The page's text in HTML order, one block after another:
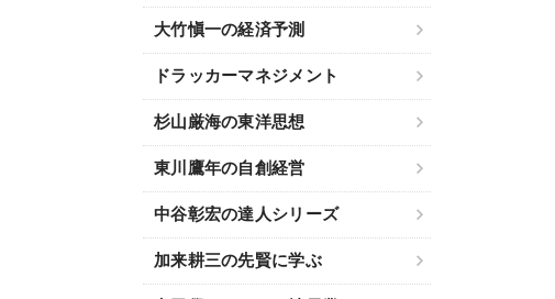
大竹愼一の経済予測
ドラッカーマネジメント
杉山厳海の東洋思想
東川鷹年の自創経営
中谷彰宏の達人シリーズ
加来耕三の先賢に学ぶ